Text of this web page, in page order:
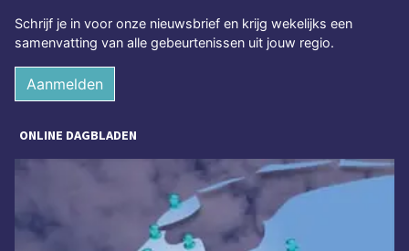
Schrijf je in voor onze nieuwsbrief en krijg wekelijks een
samenvatting van alle gebeurtenissen uit jouw regio.
Aanmelden
ONLINE DAGBLADEN